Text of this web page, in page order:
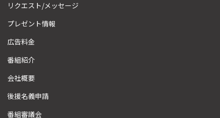
リクエスト/メッセージ
プレゼント情報
広告料金
番組紹介
会社概要
後援名義申請
番組審議会